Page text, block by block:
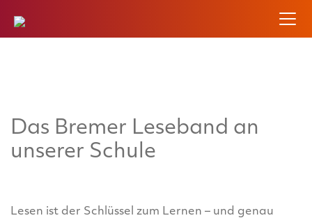
Das Bremer Leseband an
unserer Schule
Lesen ist der Schlüssel zum Lernen – und genau